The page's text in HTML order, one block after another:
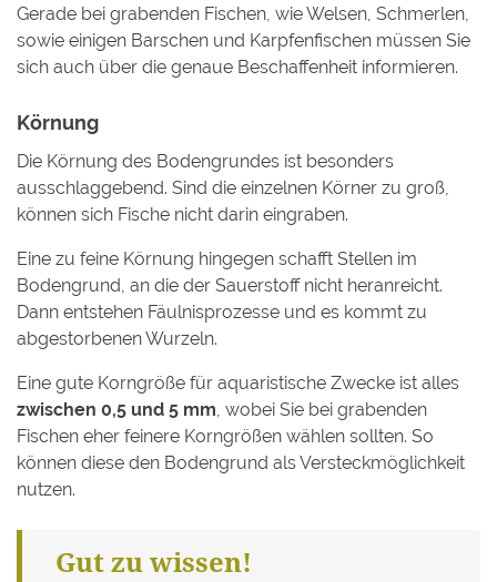
Gerade bei grabenden Fischen, wie Welsen, Schmerlen,
sowie einigen Barschen und Karpfenfischen müssen Sie
sich auch über die genaue Beschaffenheit informieren.
Körnung
Die Körnung des Bodengrundes ist besonders
ausschlaggebend. Sind die einzelnen Körner zu groß,
können sich Fische nicht darin eingraben.
Eine zu feine Körnung hingegen schafft Stellen im
Bodengrund, an die der Sauerstoff nicht heranreicht.
Dann entstehen Fäulnisprozesse und es kommt zu
abgestorbenen Wurzeln.
Eine gute Korngröße für aquaristische Zwecke ist alles
zwischen 0,5 und 5 mm, wobei Sie bei grabenden
Fischen eher feinere Korngrößen wählen sollten. So
können diese den Bodengrund als Versteckmöglichkeit
nutzen.
Gut zu wissen!